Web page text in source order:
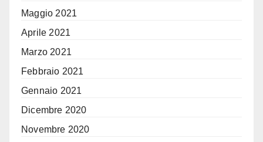
Maggio 2021
Aprile 2021
Marzo 2021
Febbraio 2021
Gennaio 2021
Dicembre 2020
Novembre 2020